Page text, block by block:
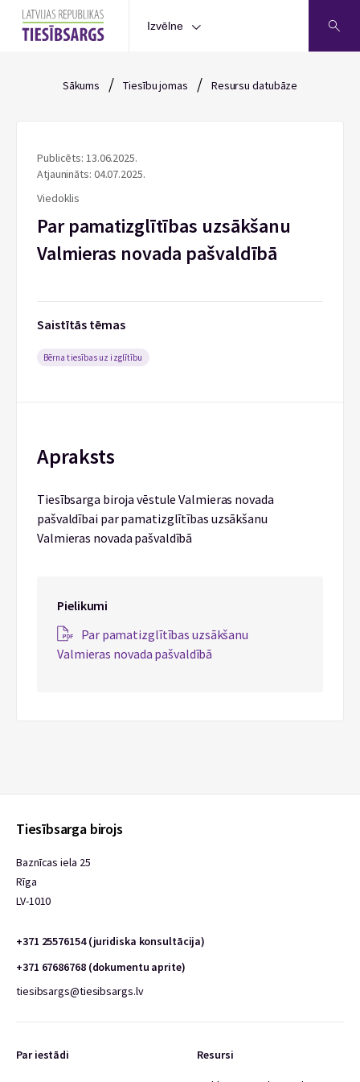
Izvēlne
Sākums / Tiesību jomas / Resursu datubāze
Publicēts: 13.06.2025.
Atjaunināts: 04.07.2025.
Viedoklis
Par pamatizglītības uzsākšanu
Valmieras novada pašvaldībā
Saistītās tēmas
Bērna tiesības uz izglītību
Apraksts
Tiesībsarga biroja vēstule Valmieras novada
pašvaldībai par pamatizglītības uzsākšanu
Valmieras novada pašvaldībā
Pielikumi
Par pamatizglītības uzsākšanu
Valmieras novada pašvaldībā
Tiesībsarga birojs
Baznīcas iela 25
Rīga
LV-1010
+371 25576154 (juridiska konsultācija)
+371 67686768 (dokumentu aprite)
tiesibsargs@tiesibsargs.lv
Par iestādi Resursi